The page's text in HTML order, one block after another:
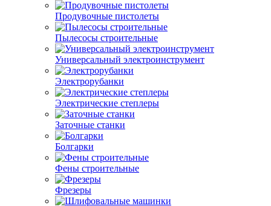
Продувочные пистолеты
Пылесосы строительные
Универсальный электроинструмент
Электрорубанки
Электрические степлеры
Заточные станки
Болгарки
Фены строительные
Фрезеры